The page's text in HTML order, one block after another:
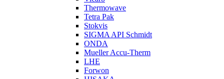
Thermowave
Tetra Pak
Stokvis
SIGMA API Schmidt
ONDA
Mueller Accu-Therm
LHE
Forwon